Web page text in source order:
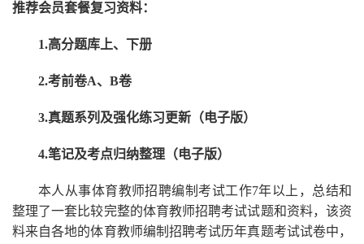
推荐会员套餐复习资料：
1.高分题库上、下册
2.考前卷A、B卷
3.真题系列及强化练习更新（电子版）
4.笔记及考点归纳整理（电子版）
本人从事体育教师招聘编制考试工作7年以上，总结和
整理了一套比较完整的体育教师招聘考试试题和资料，该资
料来自各地的体育教师编制招聘考试历年真题考试试卷中，